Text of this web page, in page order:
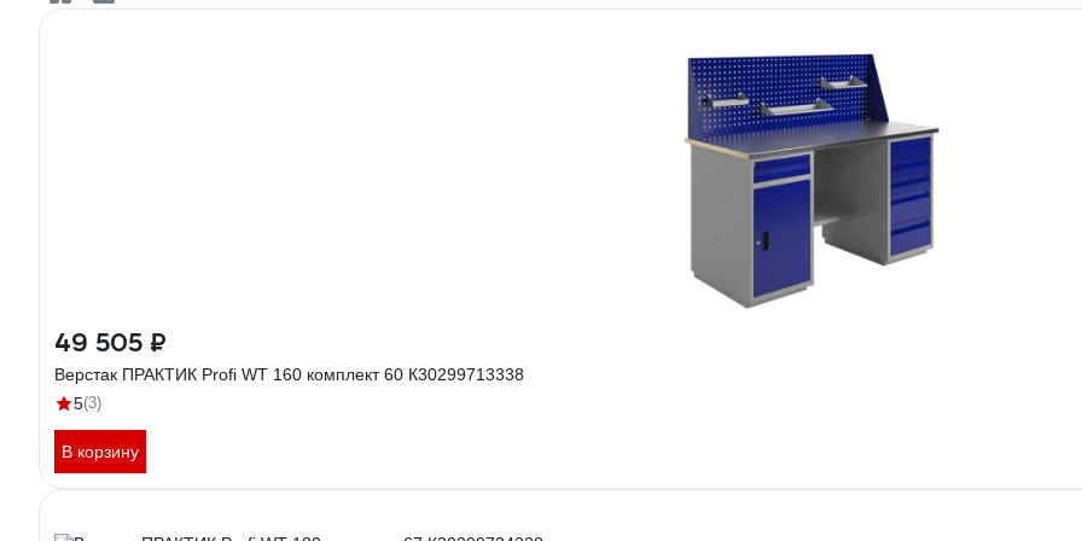
49 505 ₽
Верстак ПРАКТИК Profi WT 160 комплект 60 К30299713338
5(3)
В корзину